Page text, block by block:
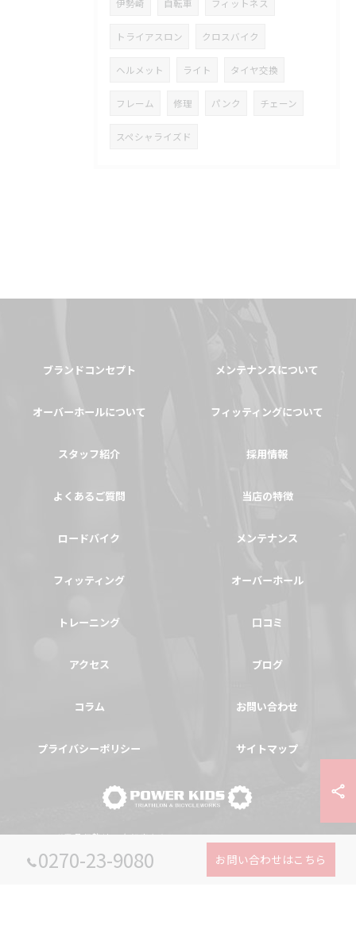
伊勢崎 自転車 フィットネス
トライアスロン クロスバイク
ヘルメット ライト タイヤ交換
フレーム 修理 パンク チェーン
スペシャライズド
0270-23-9080 お問い合わせはこちら
ブランドコンセプト メンテナンスについて
オーバーホールについて フィッティングについて
スタッフ紹介 採用情報
よくあるご質問 当店の特徴
ロードバイク メンテナンス
フィッティング オーバーホール
トレーニング 口コミ
アクセス ブログ
コラム お問い合わせ
プライバシーポリシー サイトマップ
© 2026 群馬県伊勢崎の自転車ならPOWER-KIDS ALL RIGHTS RESERVED.